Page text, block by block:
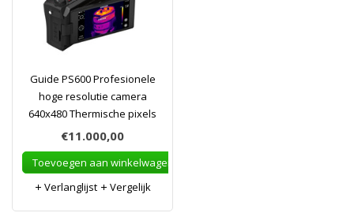
Guide PS600 Profesionele
hoge resolutie camera
640x480 Thermische pixels
€11.000,00
Toevoegen aan winkelwagen
Verlanglijst
Vergelijk